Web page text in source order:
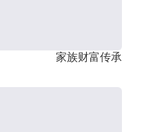
家族财富传承